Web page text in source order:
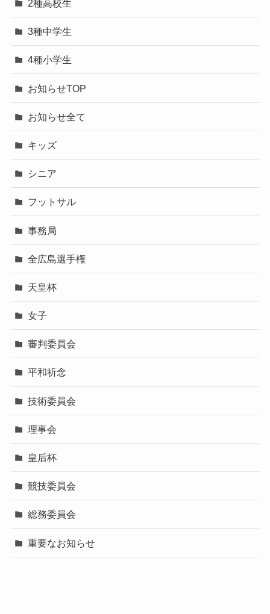
2種高校生
3種中学生
4種小学生
お知らせTOP
お知らせ全て
キッズ
シニア
フットサル
事務局
全広島選手権
天皇杯
女子
審判委員会
平和祈念
技術委員会
理事会
皇后杯
競技委員会
総務委員会
重要なお知らせ